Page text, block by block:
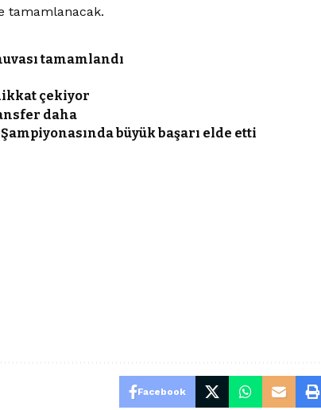
tamamlanacak.
tamamlandı
çekiyor
daha
büyük başarı elde etti
Facebook